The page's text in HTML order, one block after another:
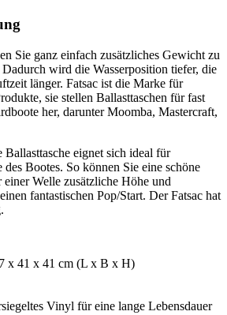
Sie ganz einfach zusätzliches Gewicht zu
wird die Wasserposition tiefer, die
länger. Fatsac ist die Marke für
sie stellen Ballasttaschen für fast
her, darunter Moomba, Mastercraft,
eignet sich ideal für
des Bootes. So können Sie eine schöne
Welle zusätzliche Höhe und
fantastischen Pop/Start. Der Fatsac hat
x 41 x 41 cm (L x B x H)
Vinyl für eine lange Lebensdauer